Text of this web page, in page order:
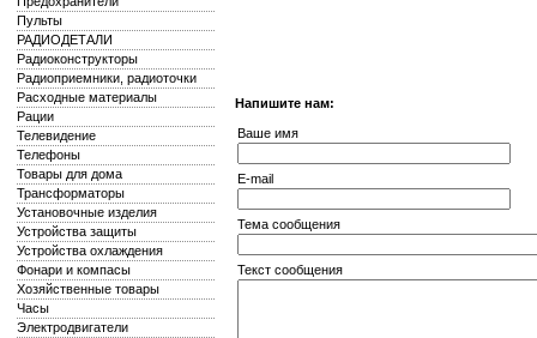
Пульты
РАДИОДЕТАЛИ
Радиоконструкторы
Радиоприемники, радиоточки
Расходные материалы
Рации
Телевидение
Телефоны
Товары для дома
Трансформаторы
Установочные изделия
Устройства защиты
Устройства охлаждения
Фонари и компасы
Хозяйственные товары
Часы
Электродвигатели
Напишите нам:
Ваше имя
E-mail
Тема сообщения
Текст сообщения